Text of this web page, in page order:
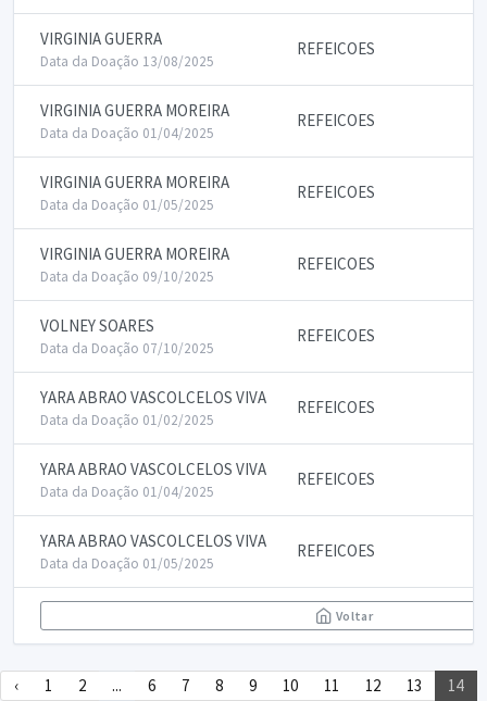
VIRGINIA GUERRA
Data da Doação 13/08/2025
REFEICOES
VIRGINIA GUERRA MOREIRA
Data da Doação 01/04/2025
REFEICOES
VIRGINIA GUERRA MOREIRA
Data da Doação 01/05/2025
REFEICOES
VIRGINIA GUERRA MOREIRA
Data da Doação 09/10/2025
REFEICOES
VOLNEY SOARES
Data da Doação 07/10/2025
REFEICOES
YARA ABRAO VASCOLCELOS VIVA
Data da Doação 01/02/2025
REFEICOES
YARA ABRAO VASCOLCELOS VIVA
Data da Doação 01/04/2025
REFEICOES
YARA ABRAO VASCOLCELOS VIVA
Data da Doação 01/05/2025
REFEICOES
Voltar
‹ 1 2 ... 6 7 8 9 10 11 12 13 14